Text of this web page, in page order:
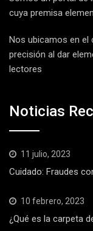
cuya premisa
Nos ubicamos en
precisión al dar
lectores
Noticias
11 julio, 2023
Cuidado: Fraudes
10 febrero, 2023
¿Qué es la carpeta